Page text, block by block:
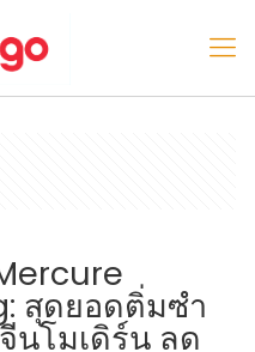
สุดยอดติ่มซำ
นโมเดิร์น ลด